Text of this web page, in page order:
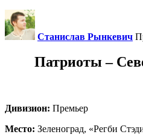
Станислав Рынкевич
Патриоты –
Дивизион: Премьер
Место: Зеленоград, «Регби